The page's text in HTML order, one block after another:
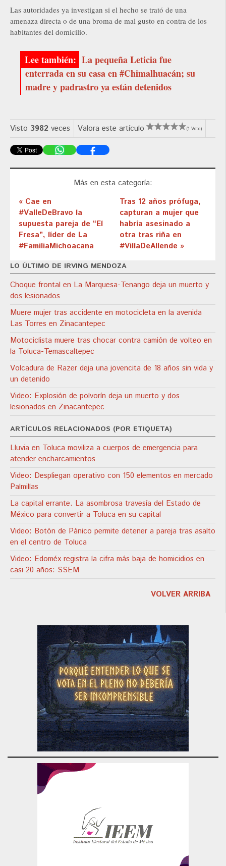
Las autoridades ya investigan si el hecho se trató de una
amenaza directa o de una broma de mal gusto en contra de los
habitantes del domicilio.
La pequeña Leticia fue
enterrada en su casa en #Chimalhuacán; su
madre y padrastro ya están detenidos
Visto 3982 veces Valora este artículo (1 Voto)
Más en esta categoría:
« Cae en
#ValleDeBravo la
supuesta pareja de “El
Fresa”, líder de La
#FamiliaMichoacana
Tras 12 años prófuga,
capturan a mujer que
habría asesinado a
otra tras riña en
#VillaDeAllende »
LO ÚLTIMO DE IRVING MENDOZA
Choque frontal en La Marquesa-Tenango deja un muerto y
dos lesionados
Muere mujer tras accidente en motocicleta en la avenida
Las Torres en Zinacantepec
Motociclista muere tras chocar contra camión de volteo en
la Toluca-Temascaltepec
Volcadura de Razer deja una jovencita de 18 años sin vida y
un detenido
Video: Explosión de polvorín deja un muerto y dos
lesionados en Zinacantepec
ARTÍCULOS RELACIONADOS (POR ETIQUETA)
Lluvia en Toluca moviliza a cuerpos de emergencia para
atender encharcamientos
Video: Despliegan operativo con 150 elementos en mercado
Palmillas
La capital errante. La asombrosa travesía del Estado de
México para convertir a Toluca en su capital
Video: Botón de Pánico permite detener a pareja tras asalto
en el centro de Toluca
Video: Edoméx registra la cifra más baja de homicidios en
casi 20 años: SSEM
VOLVER ARRIBA